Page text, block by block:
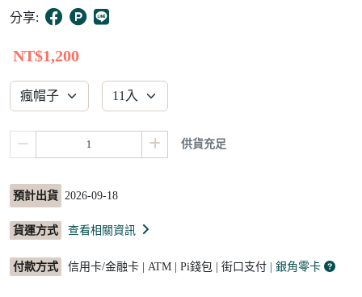
分享:
NT$1,200
供貨充足
預計出貨 2026-09-18
貨運方式 查看相關資訊
付款方式 信用卡/金融卡 | ATM | Pi錢包 | 街口支付 | 銀角零卡